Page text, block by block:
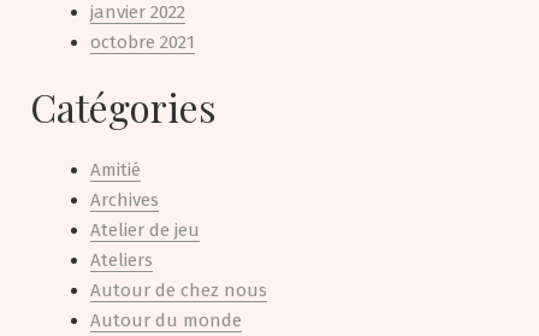
janvier 2022
octobre 2021
Catégories
Amitié
Archives
Atelier de jeu
Ateliers
Autour de chez nous
Autour du monde